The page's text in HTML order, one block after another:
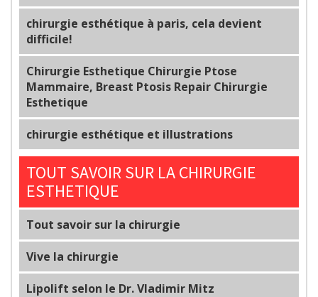
chirurgie esthétique à paris, cela devient
difficile!
Chirurgie Esthetique Chirurgie Ptose
Mammaire, Breast Ptosis Repair Chirurgie
Esthetique
chirurgie esthétique et illustrations
TOUT SAVOIR SUR LA CHIRURGIE
ESTHETIQUE
Tout savoir sur la chirurgie
Vive la chirurgie
Lipolift selon le Dr. Vladimir Mitz